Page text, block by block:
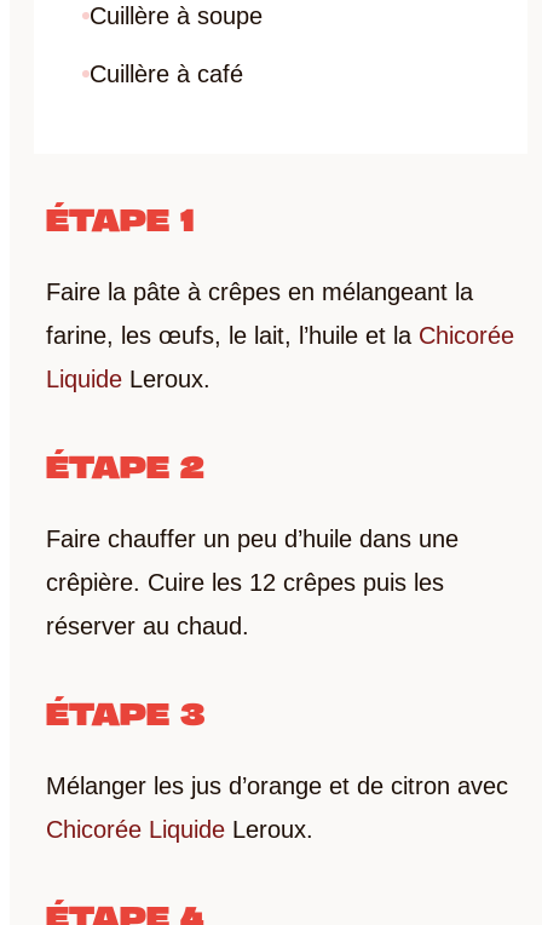
Cuillère à soupe
Cuillère à café
ÉTAPE 1
Faire la pâte à crêpes en mélangeant la
farine, les œufs, le lait, l’huile et la Chicorée
Liquide Leroux.
ÉTAPE 2
Faire chauffer un peu d’huile dans une
crêpière. Cuire les 12 crêpes puis les
réserver au chaud.
ÉTAPE 3
Mélanger les jus d’orange et de citron avec
Chicorée Liquide Leroux.
ÉTAPE 4